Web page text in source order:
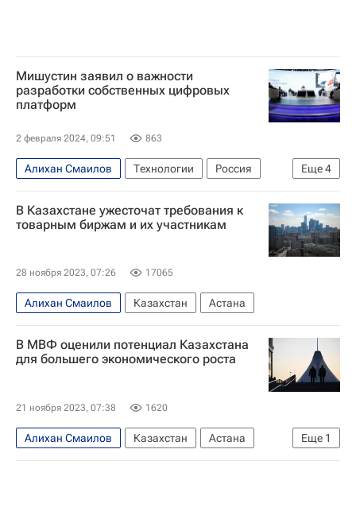
Мишустин заявил о важности
разработки собственных цифровых
платформ
2 февраля 2024, 09:51 863
Еще4
Алихан Смаилов Технологии
Россия
Казахстан
Киргизия
Акылбек Жапаров
Михаил Мишустин
В Казахстане ужесточат требования к
товарным биржам и их участникам
28 ноября 2023, 07:26 17065
Алихан Смаилов Казахстан Астана
В МВФ оценили потенциал Казахстана
для большего экономического роста
21 ноября 2023, 07:38 1620
Еще 1
Алихан Смаилов Казахстан
Астана
МВФ